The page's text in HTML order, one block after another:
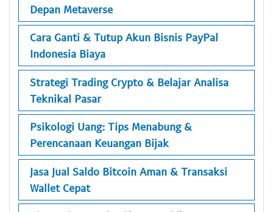
Depan Metaverse
Cara Ganti & Tutup Akun Bisnis PayPal
Indonesia Biaya
Strategi Trading Crypto & Belajar Analisa
Teknikal Pasar
Psikologi Uang: Tips Menabung &
Perencanaan Keuangan Bijak
Jasa Jual Saldo Bitcoin Aman & Transaksi
Wallet Cepat